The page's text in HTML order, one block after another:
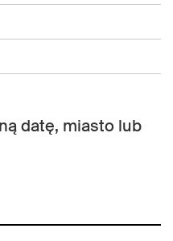
datę, miasto lub